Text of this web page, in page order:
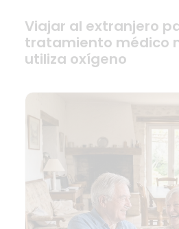
Viajar al extranjero
tratamiento médico
utiliza oxígeno